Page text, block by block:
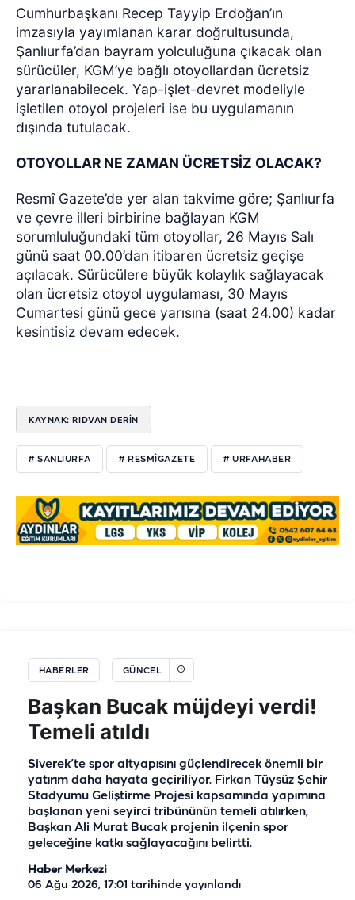
Cumhurbaşkanı Recep Tayyip Erdoğan’ın
imzasıyla yayımlanan karar doğrultusunda,
Şanlıurfa’dan bayram yolculuğuna çıkacak olan
sürücüler, KGM’ye bağlı otoyollardan ücretsiz
yararlanabilecek. Yap-işlet-devret modeliyle
işletilen otoyol projeleri ise bu uygulamanın
dışında tutulacak.
OTOYOLLAR NE ZAMAN ÜCRETSİZ OLACAK?
Resmî Gazete’de yer alan takvime göre; Şanlıurfa
ve çevre illeri birbirine bağlayan KGM
sorumluluğundaki tüm otoyollar, 26 Mayıs Salı
günü saat 00.00’dan itibaren ücretsiz geçişe
açılacak. Sürücülere büyük kolaylık sağlayacak
olan ücretsiz otoyol uygulaması, 30 Mayıs
Cumartesi günü gece yarısına (saat 24.00) kadar
kesintisiz devam edecek.
KAYNAK: RIDVAN DERİN
# ŞANLIURFA # RESMIGAZETE # URFAHABER
HABERLER GÜNCEL
Başkan Bucak müjdeyi verdi!
Temeli atıldı
Siverek’te spor altyapısını güçlendirecek önemli bir
yatırım daha hayata geçiriliyor. Firkan Tüysüz Şehir
Stadyumu Geliştirme Projesi kapsamında yapımına
başlanan yeni seyirci tribününün temeli atılırken,
Başkan Ali Murat Bucak projenin ilçenin spor
geleceğine katkı sağlayacağını belirtti.
Haber Merkezi
06 Ağu 2026, 17:01 tarihinde yayınlandı